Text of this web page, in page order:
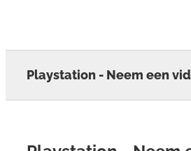
Playstation - Neem een